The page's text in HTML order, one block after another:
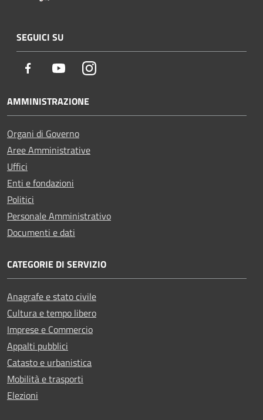
SEGUICI SU
Facebook YoutubeInstagram
AMMINISTRAZIONE
Organi di Governo
Aree Amministrative
Uffici
Enti e fondazioni
Politici
Personale Amministrativo
Documenti e dati
CATEGORIE DI SERVIZIO
Anagrafe e stato civile
Cultura e tempo libero
Imprese e Commercio
Appalti pubblici
Catasto e urbanistica
Mobilità e trasporti
Elezioni